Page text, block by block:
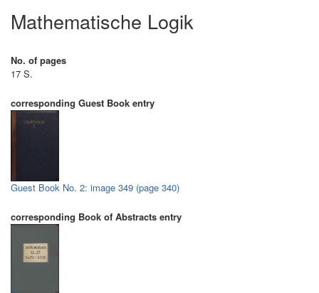
Mathematische Logik
No. of pages
17 S.
corresponding Guest Book entry
Guest Book No. 2: image 349 (page 340)
corresponding Book of Abstracts entry